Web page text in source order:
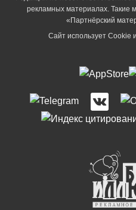
рекламных материалах. Такие
«Партнёрский
Сайт использует Cookie